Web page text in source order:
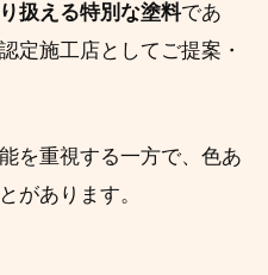
扱える特別な塗料であ
定施工店としてご提案・
を重視する一方で、色あ
があります。